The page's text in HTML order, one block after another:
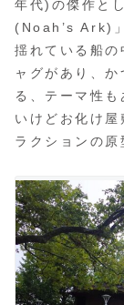
年代)の傑作と
(Noah’s Ark)
揺れている船
ャグがあり、
る、テーマ性
いけどお化け
ラクションの原